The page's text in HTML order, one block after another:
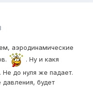
аэродинамические
. Ну и какя
до нуля же падает.
давления, будет